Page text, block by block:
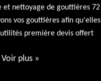
de gouttières 72
afin qu'elles
devis offert
»